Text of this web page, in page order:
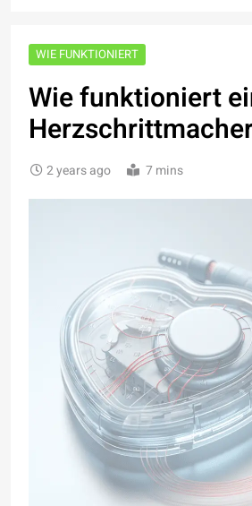
WIE FUNKTIONIERT
Wie funktioniert
2 years ago 7 mins